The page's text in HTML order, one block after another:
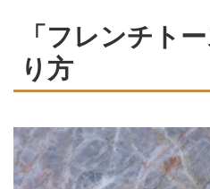
「フレンチト
り方